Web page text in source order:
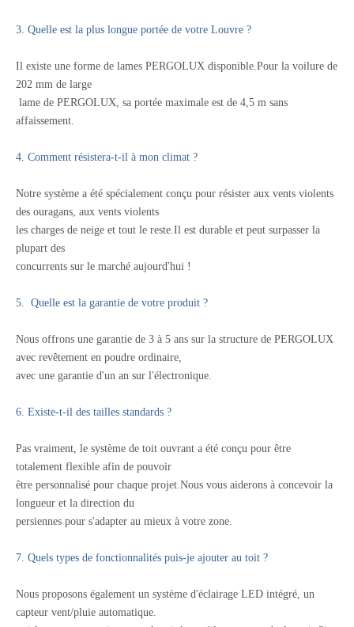
3. Quelle est la plus longue portée de votre Louvre ?
Il existe une forme de lames PERGOLUX disponible.Pour la voilure de
202 mm de large
lame de PERGOLUX, sa portée maximale est de 4,5 m sans
affaissement.
4. Comment résistera-t-il à mon climat ?
Notre système a été spécialement conçu pour résister aux vents violents
des ouragans, aux vents violents
les charges de neige et tout le reste.Il est durable et peut surpasser la
plupart des
concurrents sur le marché aujourd'hui !
5. Quelle est la garantie de votre produit ?
Nous offrons une garantie de 3 à 5 ans sur la structure de PERGOLUX
avec revêtement en poudre ordinaire,
avec une garantie d'un an sur l'électronique.
6. Existe-t-il des tailles standards ?
Pas vraiment, le système de toit ouvrant a été conçu pour être
totalement flexible afin de pouvoir
être personnalisé pour chaque projet.Nous vous aiderons à concevoir la
longueur et la direction du
persiennes pour s'adapter au mieux à votre zone.
7. Quels types de fonctionnalités puis-je ajouter au toit ?
Nous proposons également un système d'éclairage LED intégré, un
capteur vent/pluie automatique.